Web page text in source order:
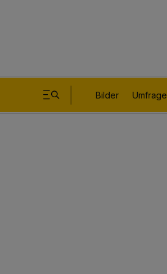
Bilder Umfrage